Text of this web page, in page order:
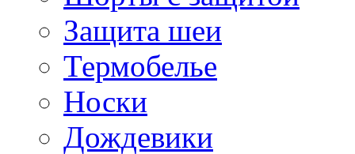
Защита шеи
Термобелье
Носки
Дождевики